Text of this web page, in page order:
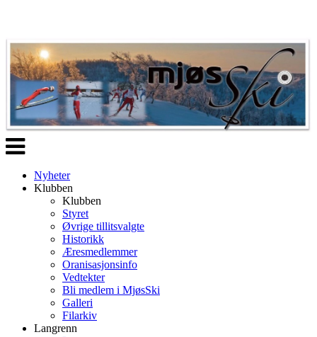
Veksle
navigasjon
Nyheter
Klubben
Klubben
Styret
Øvrige tillitsvalgte
Historikk
Æresmedlemmer
Oranisasjonsinfo
Vedtekter
Bli medlem i MjøsSki
Galleri
Filarkiv
Langrenn